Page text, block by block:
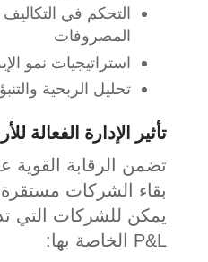
التحكم في التكاليف
المصروفات
استراتيجيات نمو
تحليل الربحية والتنبؤ
تأثير الإدارة الفعالة
تضمن الرقابة القوية
بقاء الشركات مستقرة
يمكن للشركات التي
P&L الخاصة بها: